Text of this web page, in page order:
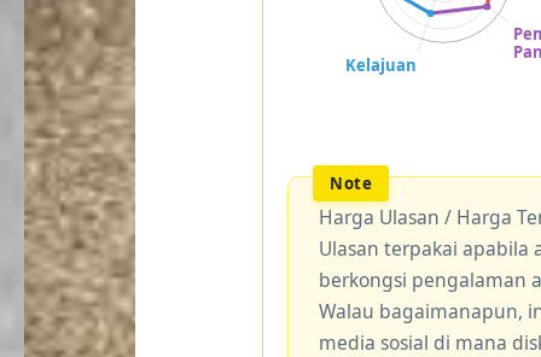
Harga Ulasan / Harga
Ulasan terpakai
berkongsi pengalaman
Walau bagaimanapun,
media sosial di mana